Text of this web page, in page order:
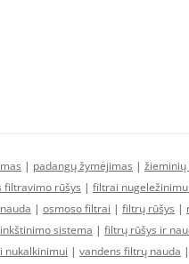
| padangų žymėjimas | žieminių
filtravimo rūšys | filtrai nugeležinimui
| osmoso filtrai | filtrų rūšys |
sistema | filtrų rūšys ir
nukalkinimui | vandens filtrų nauda |